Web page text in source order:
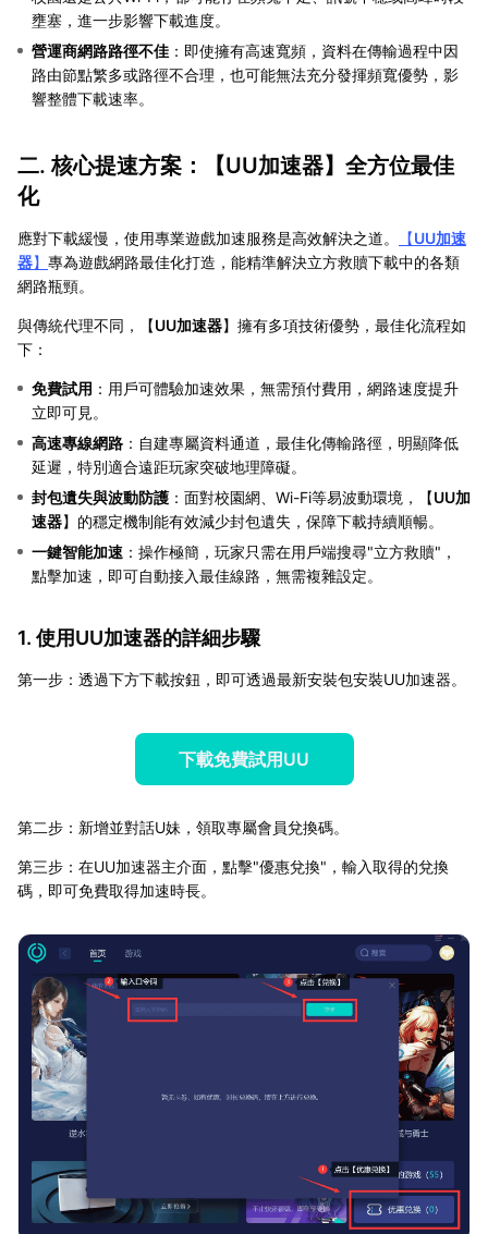
壅塞，進一步影響下載進度。
營運商網路路徑不佳 ：即使擁有高速寬頻，資料在傳輸過程中因
路由節點繁多或路徑不合理，也可能無法充分發揮頻寬優勢，影
響整體下載速率。
二. 核心提速方案：【UU加速器】全方位最佳
化
應對下載緩慢，使用專業遊戲加速服務是高效解決之道。 【UU加速
器】 專為遊戲網路最佳化打造，能精準解決立方救贖下載中的各類
網路瓶頸。
與傳統代理不同，【UU加速器】擁有多項技術優勢，最佳化流程如
下：
免費試用 ：用戶可體驗加速效果，無需預付費用，網路速度提升
立即可見。
高速專線網路 ：自建專屬資料通道，最佳化傳輸路徑，明顯降低
延遲，特別適合遠距玩家突破地理障礙。
封包遺失與波動防護 ：面對校園網、Wi-Fi等易波動環境，【UU加
速器】的穩定機制能有效減少封包遺失，保障下載持續順暢。
一鍵智能加速 ：操作極簡，玩家只需在用戶端搜尋"立方救贖"，
點擊加速，即可自動接入最佳線路，無需複雜設定。
1. 使用UU加速器的詳細步驟
第一步：透過下方下載按鈕，即可透過最新安裝包安裝UU加速器。
下載免費試用UU
第二步：新增並對話U妹，領取專屬會員兌換碼。
第三步：在UU加速器主介面，點擊"優惠兌換"，輸入取得的兌換
碼，即可免費取得加速時長。